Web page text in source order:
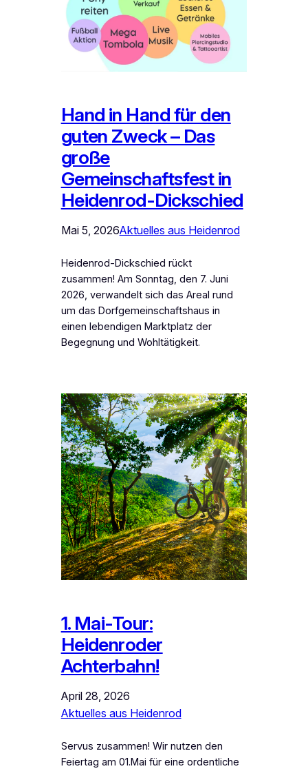
Hand in Hand für den
guten Zweck – Das
große
Gemeinschaftsfest in
Heidenrod-Dickschied
Mai 5, 2026Aktuelles aus Heidenrod
Heidenrod-Dickschied rückt
zusammen! Am Sonntag, den 7. Juni
2026, verwandelt sich das Areal rund
um das Dorfgemeinschaftshaus in
einen lebendigen Marktplatz der
Begegnung und Wohltätigkeit.
1. Mai-Tour:
Heidenroder
Achterbahn!
April 28, 2026
Aktuelles aus Heidenrod
Servus zusammen! Wir nutzen den
Feiertag am 01.Mai für eine ordentliche